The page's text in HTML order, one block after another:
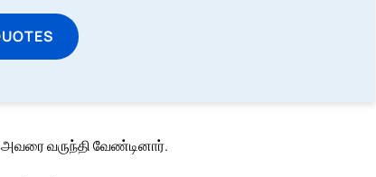
வருந்தி வேண்டினார்.